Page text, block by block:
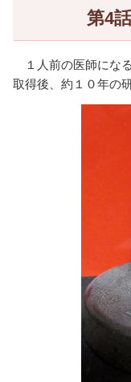
第4
１人前の医師にな
取得後、約１０年の